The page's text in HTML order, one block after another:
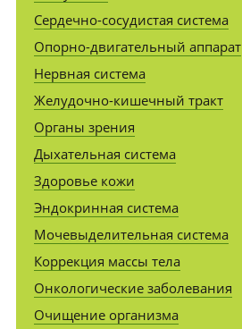
Сердечно-сосудистая система
Опорно-двигательный аппарат
Нервная система
Желудочно-кишечный тракт
Органы зрения
Дыхательная система
Здоровье кожи
Эндокринная система
Мочевыделительная система
Коррекция массы тела
Онкологические заболевания
Очищение организма